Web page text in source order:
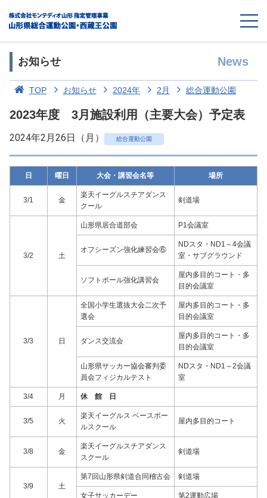
お知らせ News
TOP お知らせ 2024年 2月 総合運動公園
2023年度 3月施設利用（主要大会）予定表
2024年2月26日（月） 総合運動公園
日 曜日 大会・講習会名等 場所
3/1 金
楽天イーグルスチアダンス
クール
剣道場
3/2 土
山形県居合道部会 P1会議室
オフシーズン強化練習会⑥
NDスタ・ND1～4会議
室・サブグラウンド
ソフトボール強化講習会
屋内多目的コート・多
目的会議室
3/3 日
全国小学生選抜大会二次予
選会
屋内多目的コート・多
目的会議室
ダンス交流会
屋内多目的コート・多
目的会議室
山形県サッカー協会審判委
員会フィジカルテスト
NDスタ・ND1～2会議
室
3/4 月 休 館 日
3/5 火
楽天イーグルス ベースボー
ルスクール
屋内多目的コート
3/8 金
楽天イーグルスチアダンス
スクール
剣道場
3/9 土
第7回山形県剣道合同稽古会 剣道場
女子サッカーデー 第2運動広場